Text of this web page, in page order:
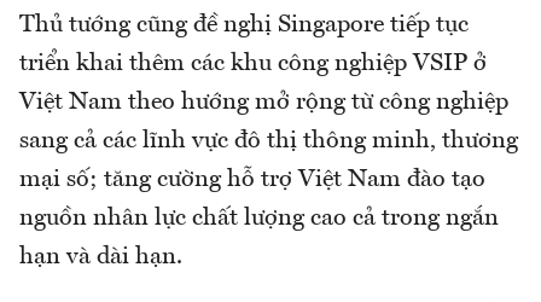
Thủ tướng cũng đề nghị Singapore tiếp tục
triển khai thêm các khu công nghiệp VSIP ở
Việt Nam theo hướng mở rộng từ công nghiệp
sang cả các lĩnh vực đô thị thông minh, thương
mại số; tăng cường hỗ trợ Việt Nam đào tạo
nguồn nhân lực chất lượng cao cả trong ngắn
hạn và dài hạn.